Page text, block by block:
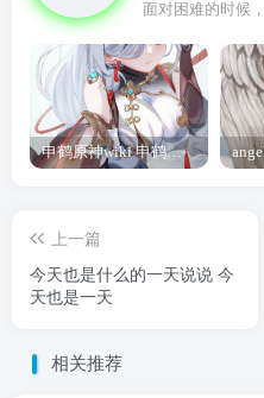
申鹤原神wiki 申鹤诞辰祭
上一篇
今天也是什么的一天说说 今
天也是一天
相关推荐